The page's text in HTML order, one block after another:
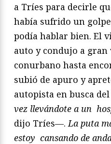
a Tríes para decirle
había sufrido un
podía hablar bien. El
auto y condujo a gran
conurbano hasta
subió de apuro y
autopista en busca
vez llevándote a un
dijo Tríes—. La puta
estoy cansando de